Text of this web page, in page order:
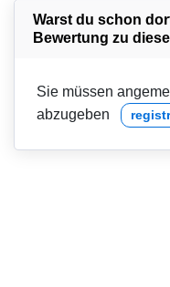
Warst du schon
Bewertung zu
Sie müssen
abzugeben